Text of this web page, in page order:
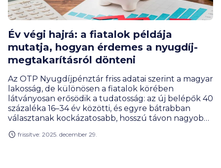
Év végi hajrá: a fiatalok példája
mutatja, hogyan érdemes a nyugdíj-
megtakarításról dönteni
Az OTP Nyugdíjpénztár friss adatai szerint a magyar
lakosság, de különösen a fiatalok körében
látványosan erősödik a tudatosság: az új belépők 40
százaléka 16–34 év közötti, és egyre bátrabban
választanak kockázatosabb, hosszú távon nagyobb
frissítve: 2025. december 29.